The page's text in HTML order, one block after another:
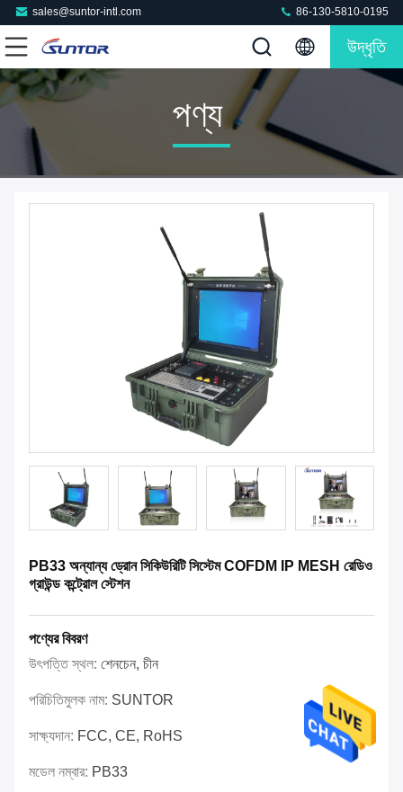
sales@suntor-intl.com 86-130-5810-0195
উদ্ধৃতি
পণ্য
PB33 অন্যান্য ড্রোন সিকিউরিটি সিস্টেম COFDM IP MESH রেডিও
গ্রাউন্ড কন্ট্রোল স্টেশন
পণ্যের বিবরণ
উৎপত্তি স্থল: শেনচেন, চীন
পরিচিতিমুলক নাম: SUNTOR
সাক্ষ্যদান: FCC, CE, RoHS
মডেল নম্বার: PB33